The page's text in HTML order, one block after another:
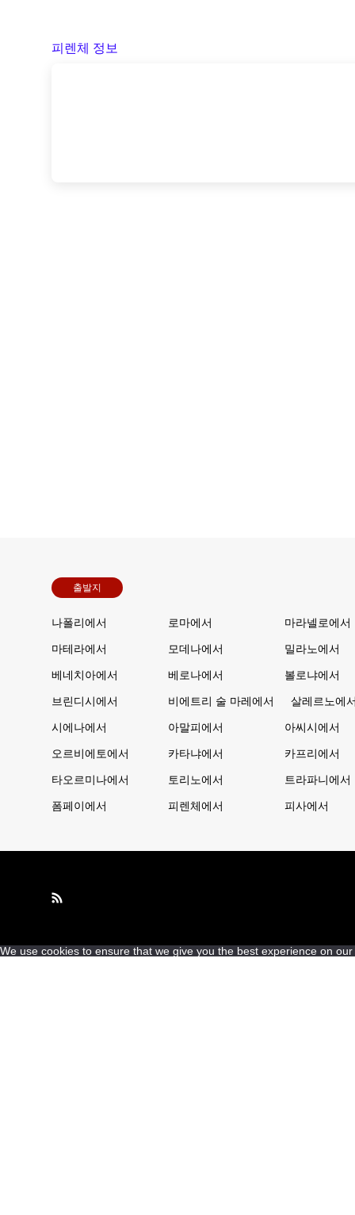
피렌체 정보
출발지
나폴리에서 로마에서 마라넬로에서
마테라에서 모데나에서 밀라노에서
베네치아에서 베로나에서 볼로냐에서
브린디시에서 비에트리 술 마레에서 살레르노에
시에나에서 아말피에서 아씨시에서
오르비에토에서 카타냐에서 카프리에서
타오르미나에서 토리노에서 트라파니에서
폼페이에서 피렌체에서 피사에서
We use cookies to ensure that we give you the best experience on